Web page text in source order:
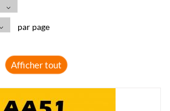
par page
Afficher tout